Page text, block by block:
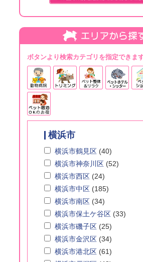
ボタンより検索カテゴリを指定できま
横浜市
横浜市鶴見区 (40)
横浜市神奈川区 (52)
横浜市西区 (24)
横浜市中区 (185)
横浜市南区 (34)
横浜市保土ケ谷区 (33)
横浜市磯子区 (25)
横浜市金沢区 (34)
横浜市港北区 (61)